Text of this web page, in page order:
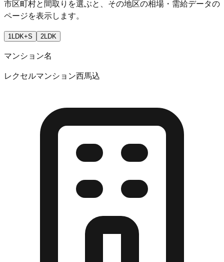
市区町村と間取りを選ぶと、その地区の相場・需給データの
ページを表示します。
1LDK+S 2LDK
マンション名
レクセルマンション西馬込